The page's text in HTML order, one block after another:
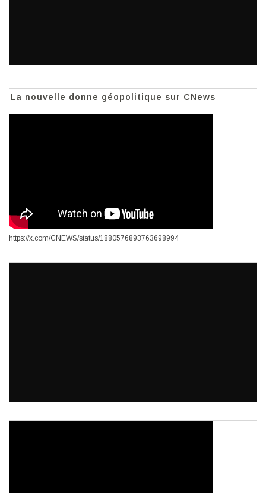
La nouvelle donne géopolitique sur CNews
https://x.com/CNEWS/status/1880576893763698994